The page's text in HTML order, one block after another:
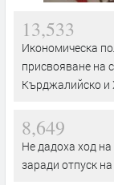
13,533
Икономическа
присвояване на
Кърджалийско и
8,649
Не дадоха ход
заради отпуск